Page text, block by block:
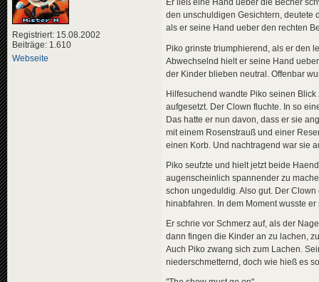
Registriert: 15.08.2002
Beiträge: 1.610
Webseite
Er ließ eine Hand ueber die Becher
den unschuldigen Gesichtern, deutete
als er seine Hand ueber den rechten
Piko grinste triumphierend, als er den
Abwechselnd hielt er seine Hand
der Kinder blieben neutral. Offenbar
Hilfesuchend wandte Piko seinen
aufgesetzt. Der Clown fluchte. In so
Das hatte er nun davon, dass er sie
mit einem Rosenstrauß und einer
einen Korb. Und nachtragend war sie
Piko seufzte und hielt jetzt beide
augenscheinlich spannender zu
schon ungeduldig. Also gut. Der
hinabfahren. In dem Moment wusste
Er schrie vor Schmerz auf, als der
dann fingen die Kinder an zu lachen,
Auch Piko zwang sich zum Lachen.
niederschmetternd, doch wie hieß es